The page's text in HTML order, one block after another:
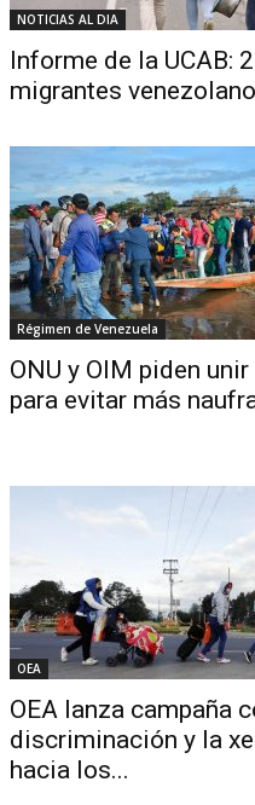
Digital
NOTICIAS AL DIA
Informe de la UCAB:
migrantes
Régimen de Venezuela
ONU y OIM piden
para evitar más
OEA
OEA lanza campaña
discriminación y la
hacia los...